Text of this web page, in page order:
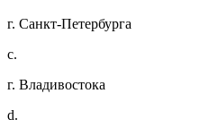
г. Санкт-Петербурга
c.
г. Владивостока
d.